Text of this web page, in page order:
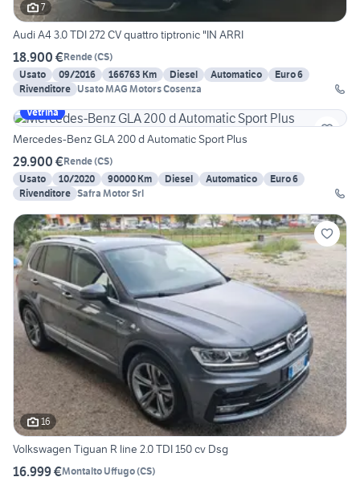
7
Audi A4 3.0 TDI 272 CV quattro tiptronic "IN ARRI
18.900 €Rende(CS)
Usato
09/2016 166763 Km Diesel Automatico
Euro 6
Rivenditore Usato MAG Motors Cosenza
Vetrina
Mercedes-Benz GLA 200 d Automatic Sport Plus
29.900 €Rende(CS)
Usato
10/2020 90000 Km Diesel Automatico
Euro 6
Rivenditore Safra Motor Srl
16
Volkswagen Tiguan R line 2.0 TDI 150 cv Dsg
16.999 €Montalto Uffugo(CS)